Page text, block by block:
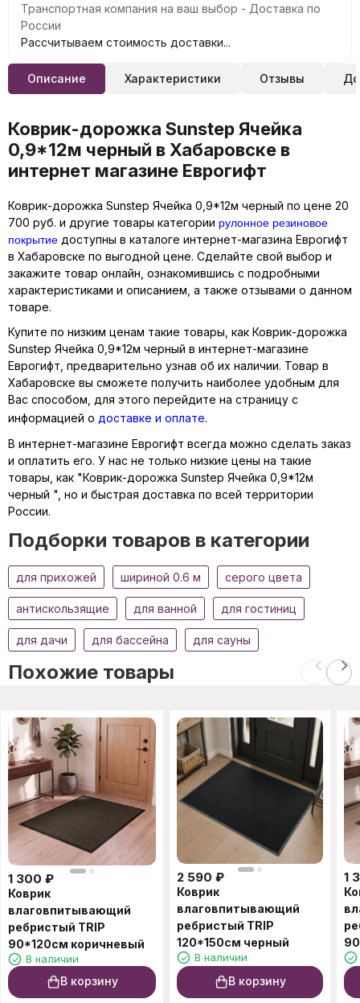
Транспортная компания на ваш выбор - Доставка по
России
Рассчитываем стоимость доставки...
Описание Характеристики Отзывы
Коврик-дорожка Sunstep Ячейка
0,9*12м черный в Хабаровске в
интернет магазине Еврогифт
Коврик-дорожка Sunstep Ячейка 0,9*12м черный по цене 20
700 руб. и другие товары категории рулонное резиновое
покрытие доступны в каталоге интернет-магазина Еврогифт
в Хабаровске по выгодной цене. Сделайте свой выбор и
закажите товар онлайн, ознакомившись с подробными
характеристиками и описанием, а также отзывами о данном
товаре.
Купите по низким ценам такие товары, как Коврик-дорожка
Sunstep Ячейка 0,9*12м черный в интернет-магазине
Еврогифт, предварительно узнав об их наличии. Товар в
Хабаровске вы сможете получить наиболее удобным для
Вас способом, для этого перейдите на страницу с
информацией о доставке и оплате.
В интернет-магазине Еврогифт всегда можно сделать заказ
и оплатить его. У нас не только низкие цены на такие
товары, как "Коврик-дорожка Sunstep Ячейка 0,9*12м
черный ", но и быстрая доставка по всей территории
России.
Подборки товаров в категории
для прихожей шириной 0.6 м серого цвета
антискользящие для ванной для гостиниц
для дачи для бассейна для сауны
Похожие товары
1 300 ₽
Коврик
влаговпитывающий
ребристый TRIP
90*120см коричневый
В наличии
В корзину
2 590 ₽
Коврик
влаговпитывающий
ребристый TRIP
120*150см черный
В наличии
В корзину
1